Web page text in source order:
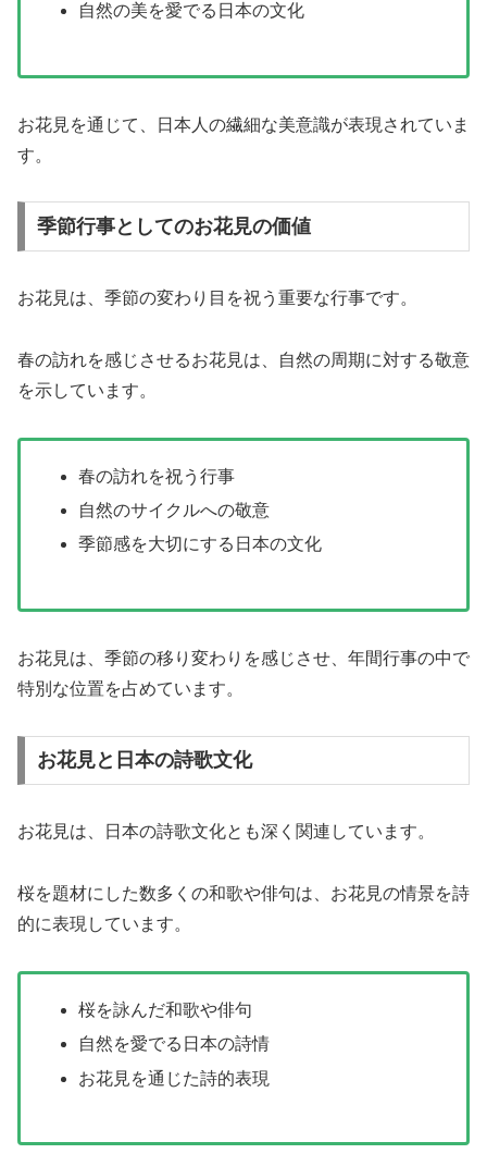
自然の美を愛でる日本の文化
お花見を通じて、日本人の繊細な美意識が表現されていま
す。
季節行事としてのお花見の価値
お花見は、季節の変わり目を祝う重要な行事です。
春の訪れを感じさせるお花見は、自然の周期に対する敬意
を示しています。
春の訪れを祝う行事
自然のサイクルへの敬意
季節感を大切にする日本の文化
お花見は、季節の移り変わりを感じさせ、年間行事の中で
特別な位置を占めています。
お花見と日本の詩歌文化
お花見は、日本の詩歌文化とも深く関連しています。
桜を題材にした数多くの和歌や俳句は、お花見の情景を詩
的に表現しています。
桜を詠んだ和歌や俳句
自然を愛でる日本の詩情
お花見を通じた詩的表現